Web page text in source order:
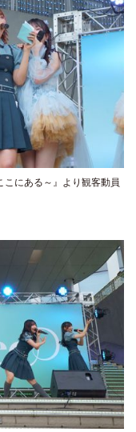
こにある～』より観客動員